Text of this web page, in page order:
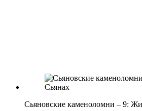
Сьяновские каменоломни – 9: